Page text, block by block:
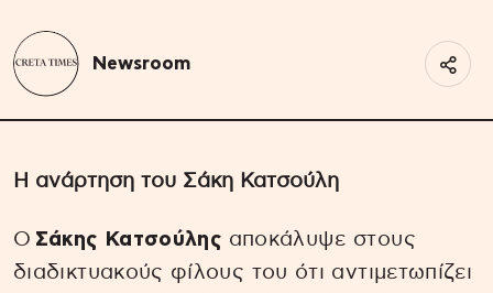
Newsroom
Η ανάρτηση του Σάκη Κατσούλη
Ο Σάκης Κατσούλης αποκάλυψε στους
διαδικτυακούς φίλους του ότι αντιμετωπίζει